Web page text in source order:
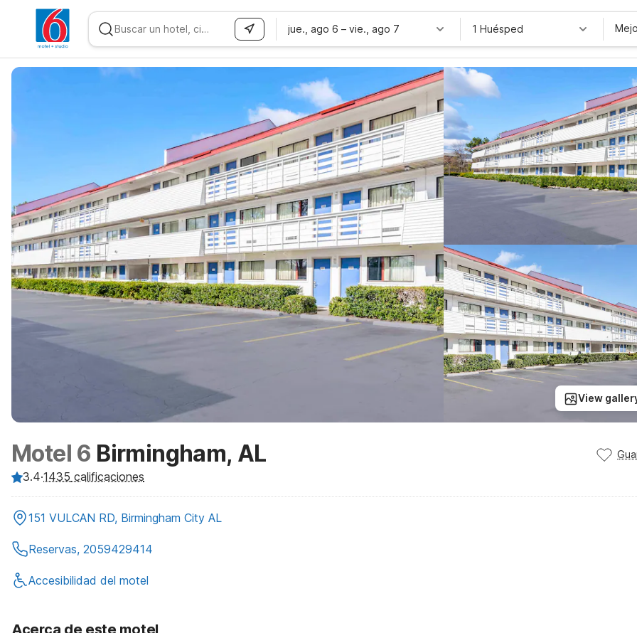
jue., ago 6 – vie., ago 7 1 Huésped
View
Motel 6 Birmingham, AL
3.4·1435 calificaciones
151 VULCAN RD, Birmingham City AL
Reservas, 2059429414
Accesibilidad del motel
Acerca de este motel